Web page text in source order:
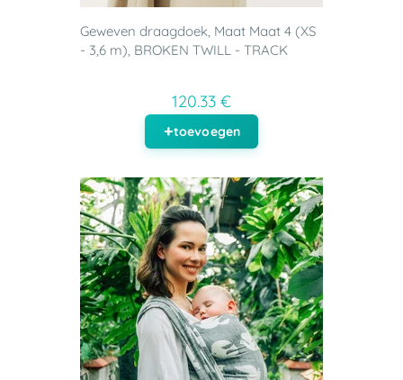
Geweven draagdoek, Maat Maat 4 (XS
- 3,6 m), BROKEN TWILL - TRACK
120.33 €
toevoegen